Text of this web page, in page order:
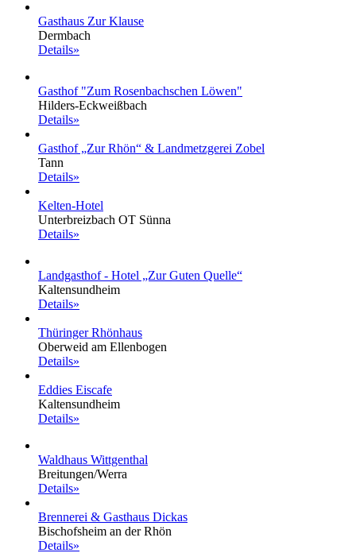
Gasthaus Zur Klause
Dermbach
Details»
Gasthof "Zum Rosenbachschen Löwen"
Hilders-Eckweißbach
Details»
Gasthof „Zur Rhön“ & Landmetzgerei Zobel
Tann
Details»
Kelten-Hotel
Unterbreizbach OT Sünna
Details»
Landgasthof - Hotel „Zur Guten Quelle“
Kaltensundheim
Details»
Thüringer Rhönhaus
Oberweid am Ellenbogen
Details»
Eddies Eiscafe
Kaltensundheim
Details»
Waldhaus Wittgenthal
Breitungen/Werra
Details»
Brennerei & Gasthaus Dickas
Bischofsheim an der Rhön
Details»